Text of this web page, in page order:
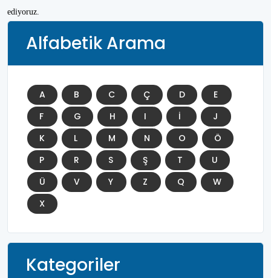
ediyoruz.
Alfabetik Arama
A B C Ç D
E
F
G H I İ
J
K
L M N O
Ö
P
R S Ş T
U
Ü
V Y Z Q
W
X
Kategoriler